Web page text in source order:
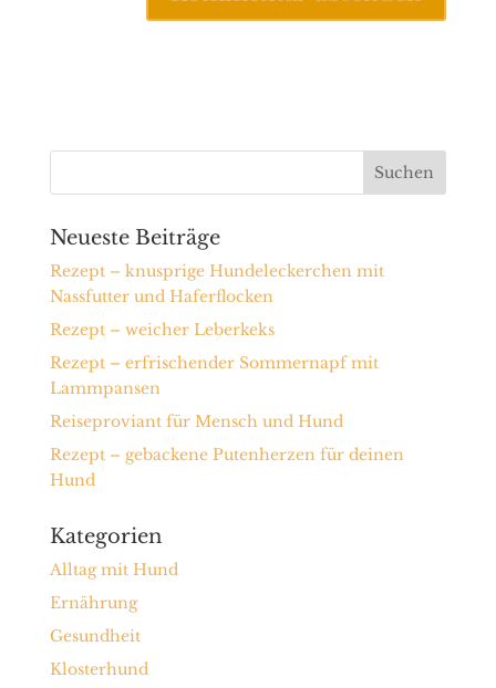
Neueste Beiträge
Rezept – knusprige Hundeleckerchen mit
Nassfutter und Haferflocken
Rezept – weicher Leberkeks
Rezept – erfrischender Sommernapf mit
Lammpansen
Reiseproviant für Mensch und Hund
Rezept – gebackene Putenherzen für deinen
Hund
Kategorien
Alltag mit Hund
Ernährung
Gesundheit
Klosterhund